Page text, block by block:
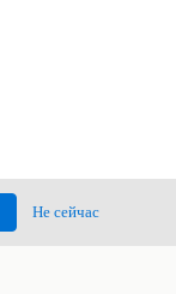
Не сейчас